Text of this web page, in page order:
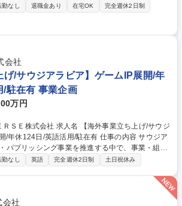
トの商品開発・製作・販売・管理・販売促進な
画（実写・アニメ）の
など、映画館グッズ全般を取り扱います。商品の
各作品・IPのエンゲージメント向上を目指す「フ
いう視点の下での戦略策定も求められます。これ
めのグッズ作成やコラボ企画を担っていただきま
portal/ 募集職種 【劇場販売商
発担当】映画・アニメ・演劇のエンタメ企業
勤なし 退職金あり 在宅OK
完全週休2日制
会社
げ/サウジアラビア】ゲームIP展開/年
/駐在有 事業企画
万円
【海外事業立ち上げ/サウジ
日/英語活用/駐在有 仕事の内容 サウジア
パブリッシング事業を推進する中で、事業・組
や現地パートナー、政府系機関、投資家との折
や事業計画策定、採用・労務管理体制の設計な
基盤づくりを幅広く担当します。立ち上げフェー
せず、現地オペレーションの統括まで柔軟に担っ
勤なし 英語 完全週休2日制 土日祝休み
会社